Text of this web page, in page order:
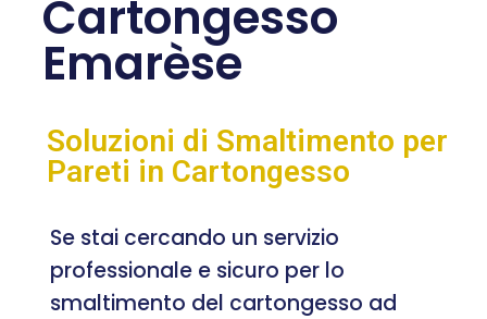
Cartongesso
Emarèse
Soluzioni di Smaltimento per
Pareti in Cartongesso
Se stai cercando un servizio
professionale e sicuro per lo
smaltimento del cartongesso ad